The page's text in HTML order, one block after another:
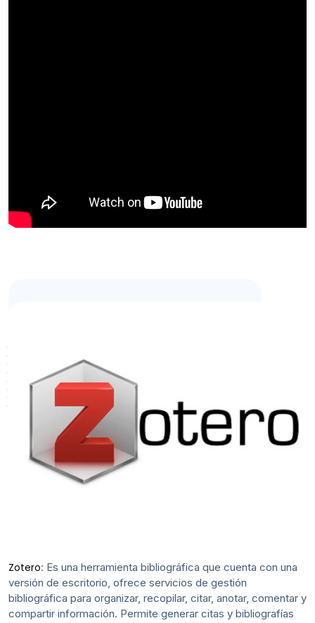
Zotero: Es una herramienta bibliográfica que cuenta con una
versión de escritorio, ofrece servicios de gestión
bibliográfica para organizar, recopilar, citar, anotar, comentar y
compartir información. Permite generar citas y bibliografías